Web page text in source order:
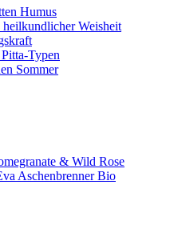
Humus
Weisheit
Typen
Sommer
& Wild Rose
Aschenbrenner Bio